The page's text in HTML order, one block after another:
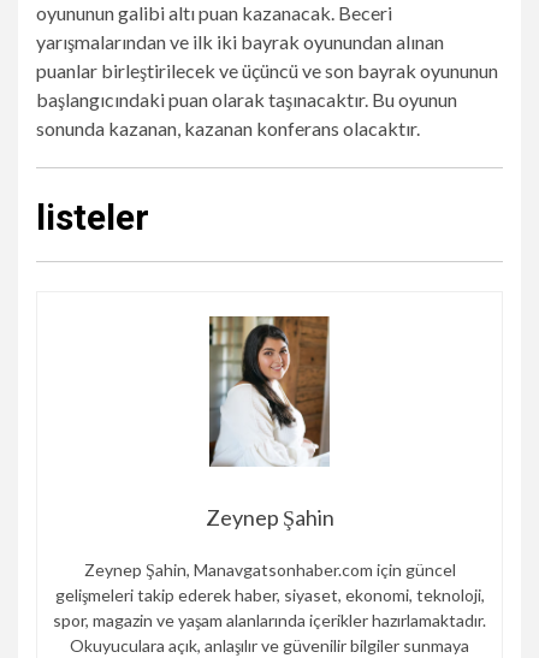
oyununun galibi altı puan kazanacak. Beceri
yarışmalarından ve ilk iki bayrak oyunundan alınan
puanlar birleştirilecek ve üçüncü ve son bayrak oyununun
başlangıcındaki puan olarak taşınacaktır. Bu oyunun
sonunda kazanan, kazanan konferans olacaktır.
listeler
Zeynep Şahin
Zeynep Şahin, Manavgatsonhaber.com için güncel
gelişmeleri takip ederek haber, siyaset, ekonomi, teknoloji,
spor, magazin ve yaşam alanlarında içerikler hazırlamaktadır.
Okuyuculara açık, anlaşılır ve güvenilir bilgiler sunmaya